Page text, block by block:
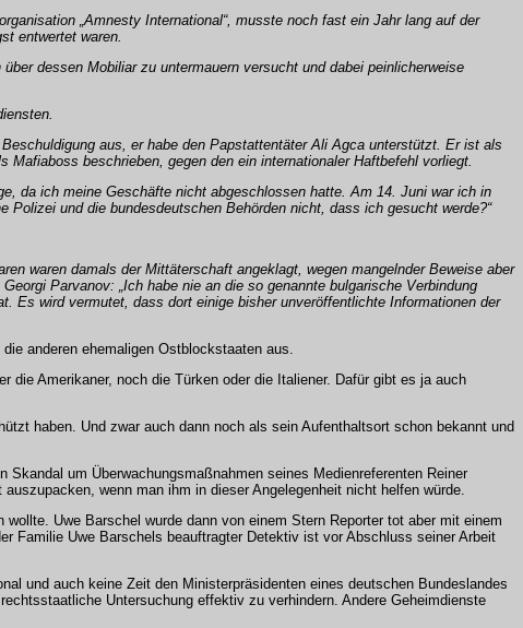
„Amnesty International“, musste noch fast ein Jahr lang auf der
entwertet waren.
dessen Mobiliar zu untermauern versucht und dabei peinlicherweise
aus, er habe den Papstattentäter Ali Agca unterstützt. Er ist als
beschrieben, gegen den ein internationaler Haftbefehl vorliegt.
da ich meine Geschäfte nicht abgeschlossen hatte. Am 14. Juni war ich in
und die bundesdeutschen Behörden nicht, dass ich gesucht werde?“
waren damals der Mittäterschaft angeklagt, wegen mangelnder Beweise aber
Parvanov: „Ich habe nie an die so genannte bulgarische Verbindung
Es wird vermutet, dass dort einige bisher unveröffentlichte Informationen der
anderen ehemaligen Ostblockstaaten aus.
die Amerikaner, noch die Türken oder die Italiener. Dafür gibt es ja auch
haben. Und zwar auch dann noch als sein Aufenthaltsort schon bekannt und
um Überwachungsmaßnahmen seines Medienreferenten Reiner
wenn man ihm in dieser Angelegenheit nicht helfen würde.
Uwe Barschel wurde dann von einem Stern Reporter tot aber mit einem
Familie Uwe Barschels beauftragter Detektiv ist vor Abschluss seiner Arbeit
und auch keine Zeit den Ministerpräsidenten eines deutschen Bundeslandes
Untersuchung effektiv zu verhindern. Andere Geheimdienste